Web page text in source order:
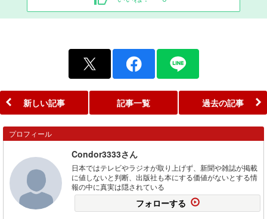
新しい記事 記事一覧 過去の記事
プロフィール
Condor3333さん
日本ではテレビやラジオが取り上げず、新聞や雑誌が掲載
に値しないと判断、出版社も本にする価値がないとする情
報の中に真実は隠されている
フォローする